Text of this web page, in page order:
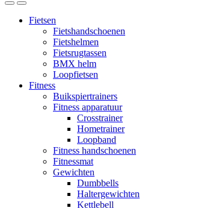
Fietsen
Fietshandschoenen
Fietshelmen
Fietsrugtassen
BMX helm
Loopfietsen
Fitness
Buikspiertrainers
Fitness apparatuur
Crosstrainer
Hometrainer
Loopband
Fitness handschoenen
Fitnessmat
Gewichten
Dumbbells
Haltergewichten
Kettlebell